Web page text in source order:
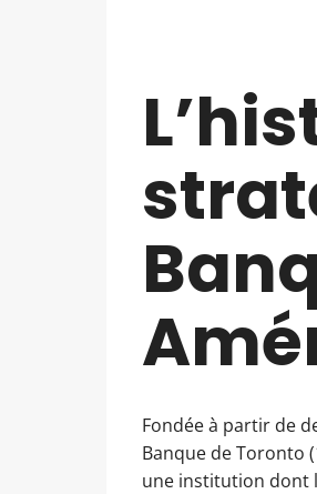
Fondée à partir de
Banque de Toronto
une institution dont